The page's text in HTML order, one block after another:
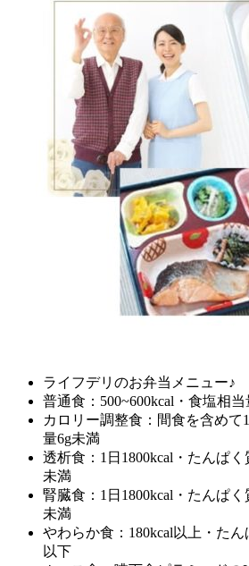
ライフデリのお弁当メニュー♪
普通食：500~600kcal・食塩相当
カロリー調整食：間食を含めて
量6g未満
透析食：1日1800kcal・たんぱ
未満
腎臓食：1日1800kcal・たんぱ
未満
やわらか食：180kcal以上・た
以下